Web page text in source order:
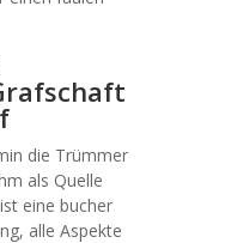
die Trümmer
als Quelle
eine bucher
alle Aspekte